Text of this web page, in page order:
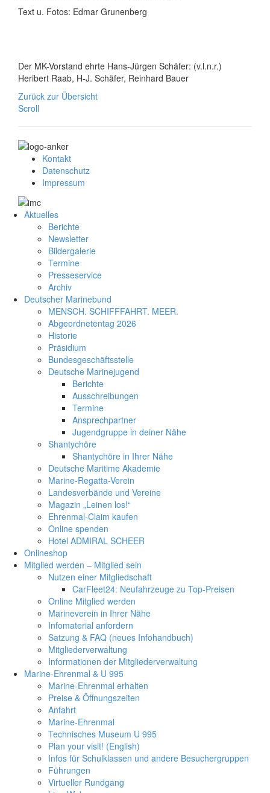
Text u. Fotos: Edmar Grunenberg
Der MK-Vorstand ehrte Hans-Jürgen Schäfer: (v.l.n.r.)
Heribert Raab, H-J. Schäfer, Reinhard Bauer
Zurück zur Übersicht
Scroll
Kontakt
Datenschutz
Impressum
Aktuelles
Berichte
Newsletter
Bildergalerie
Termine
Presseservice
Archiv
Deutscher Marinebund
MENSCH. SCHIFFFAHRT. MEER.
Abgeordnetentag 2026
Historie
Präsidium
Bundesgeschäftsstelle
Deutsche Marinejugend
Berichte
Ausschreibungen
Termine
Ansprechpartner
Jugendgruppe in deiner Nähe
Shantychöre
Shantychöre in Ihrer Nähe
Deutsche Maritime Akademie
Marine-Regatta-Verein
Landesverbände und Vereine
Magazin „Leinen los!“
Ehrenmal-Claim kaufen
Online spenden
Hotel ADMIRAL SCHEER
Onlineshop
Mitglied werden – Mitglied sein
Nutzen einer Mitgliedschaft
CarFleet24: Neufahrzeuge zu Top-Preisen
Online Mitglied werden
Marineverein in Ihrer Nähe
Infomaterial anfordern
Satzung & FAQ (neues Infohandbuch)
Mitgliederverwaltung
Informationen der Mitgliederverwaltung
Marine-Ehrenmal & U 995
Marine-Ehrenmal erhalten
Preise & Öffnungszeiten
Anfahrt
Marine-Ehrenmal
Technisches Museum U 995
Plan your visit! (English)
Infos für Schulklassen und andere Besuchergruppen
Führungen
Virtueller Rundgang